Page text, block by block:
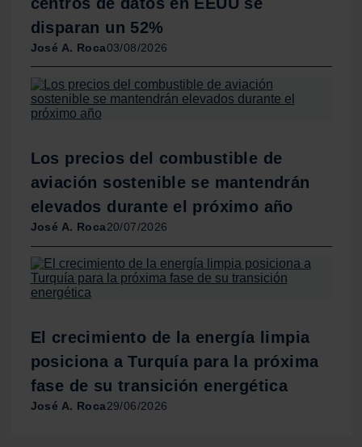
disparan un 52%
José A. Roca03/08/2026
Los precios del combustible de
aviación sostenible se mantendrán
elevados durante el próximo año
José A. Roca20/07/2026
El crecimiento de la energía limpia
posiciona a Turquía para la próxima
fase de su transición energética
José A. Roca29/06/2026